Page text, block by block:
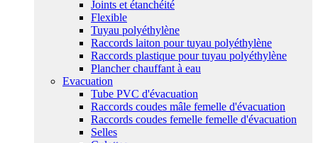
Joints et étanchéité
Flexible
Tuyau polyéthylène
Raccords laiton pour tuyau polyéthylène
Raccords plastique pour tuyau polyéthylène
Plancher chauffant à eau
Evacuation
Tube PVC d'évacuation
Raccords coudes mâle femelle d'évacuation
Raccords coudes femelle femelle d'évacuation
Selles